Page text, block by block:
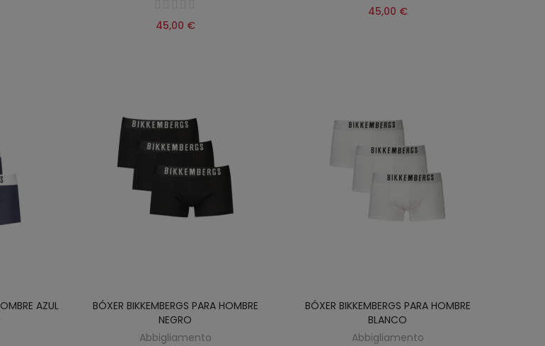
45,00 €
45,00 €
AZUL
BÓXER BIKKEMBERGS PARA HOMBRE
NEGRO
Abbigliamento
BÓXER BIKKEMBERGS PARA HOMBRE
BLANCO
Abbigliamento